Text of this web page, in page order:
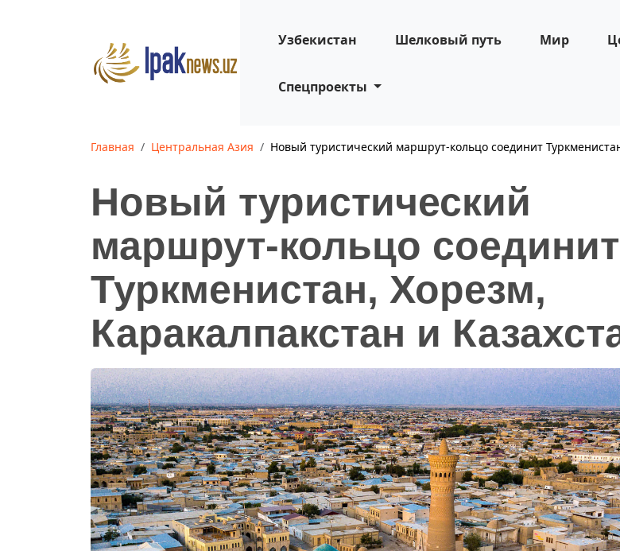
Узбекистан Шелковый путь Мир
Спецпроекты
Главная Центральная Азия Новый туристический маршрут-кольцо соединит
Новый туристический
маршрут-кольцо соединит
Туркменистан, Хорезм,
Каракалпакстан и